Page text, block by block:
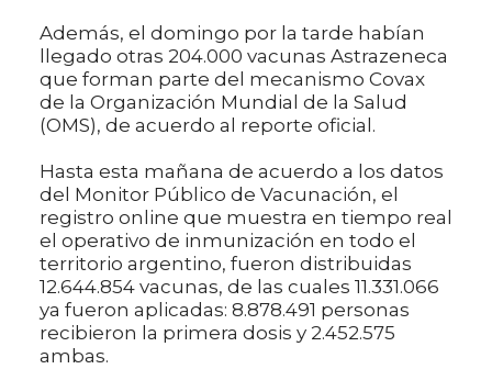
Además, el domingo por la tarde habían
llegado otras 204.000 vacunas Astrazeneca
que forman parte del mecanismo Covax
de la Organización Mundial de la Salud
(OMS), de acuerdo al reporte oficial.
Hasta esta mañana de acuerdo a los datos
del Monitor Público de Vacunación, el
registro online que muestra en tiempo real
el operativo de inmunización en todo el
territorio argentino, fueron distribuidas
12.644.854 vacunas, de las cuales 11.331.066
ya fueron aplicadas: 8.878.491 personas
recibieron la primera dosis y 2.452.575
ambas.